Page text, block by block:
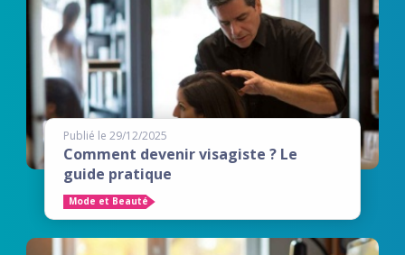
Publié le 29/12/2025
Comment devenir visagiste ? Le
guide pratique
Mode et Beauté